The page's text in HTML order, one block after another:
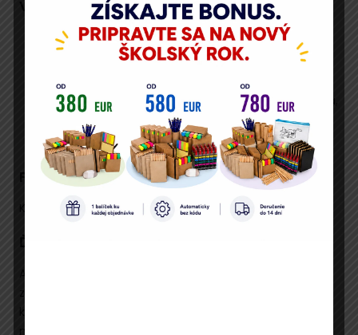
Výhody konferencie:
získate komplexný a aktuálny prehľad v oblasti
školstva pre rok 2025/2026,
budete mať príležitosť zdieľať skúsenosti a viesť
odborné diskusie s lektormi aj kolegami z odvetvia,
dostanete možnosť konzultácie problémov z
praxe s najskúsenejšími lektormi.
Pre koho je konferencia určená:
Konferencia je určená pre školských zamestnancov.
Ďalšie informácie:
Ako účastník odborného stretnutia
získate
konferencie sú podkladové materiály a záznam, ktorý